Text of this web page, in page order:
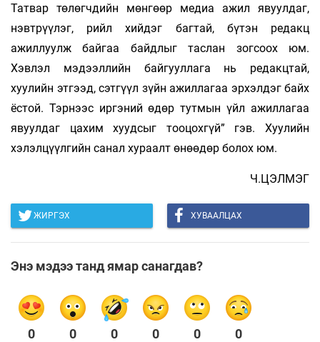
Татвар төлөгчдийн мөнгөөр медиа ажил явуулдаг,
нэвтрүүлэг, рийл хийдэг багтай, бүтэн редакц
ажиллуулж байгаа байдлыг таслан зогсоох юм.
Хэвлэл мэдээллийн байгууллага нь редакцтай,
хуулийн этгээд, сэтгүүл зүйн ажиллагаа эрхэлдэг байх
ёстой. Тэрнээс иргэний өдөр тутмын үйл ажиллагаа
явуулдаг цахим хуудсыг тооцохгүй” гэв. Хуулийн
хэлэлцүүлгийн санал хураалт өнөөдөр болох юм.
Ч.ЦЭЛМЭГ
ЖИРГЭХ ХУВААЛЦАХ
Энэ мэдээ танд ямар санагдав?
0 0 0 0 0 0